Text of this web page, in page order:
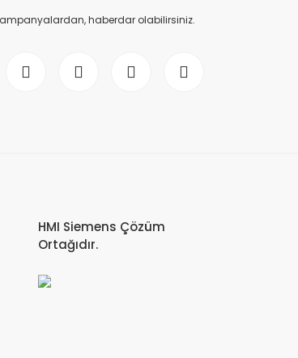
haberdar olabilirsiniz.
HMI Siemens Çözüm
Ortağıdır.